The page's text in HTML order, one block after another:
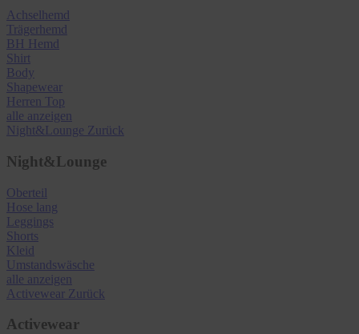
Achselhemd
Trägerhemd
BH Hemd
Shirt
Body
Shapewear
Herren Top
alle anzeigen
Night&Lounge Zurück
Night&Lounge
Oberteil
Hose lang
Leggings
Shorts
Kleid
Umstandswäsche
alle anzeigen
Activewear Zurück
Activewear